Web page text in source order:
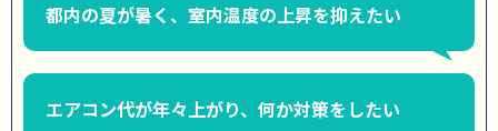
都内の夏が暑く、室内温度の上昇を抑えたい
エアコン代が年々上がり、何か対策をしたい